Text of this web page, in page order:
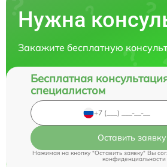
Нужна
Закажите бесплатную
Бесплатная
специалистом
Оставить заявку
Нажимая на кнопку "Оставить заявку" Вы
конфиденциальности